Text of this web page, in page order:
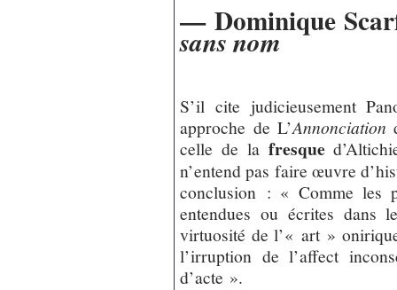
— Dominique
sans nom
S’il cite judicieusement
approche de L’Annonciation
celle de la fresque
n’entend pas faire œuvre
conclusion : « Comme les
entendues ou écrites dans
virtuosité de l’« art »
l’irruption de l’affect
d’acte ».